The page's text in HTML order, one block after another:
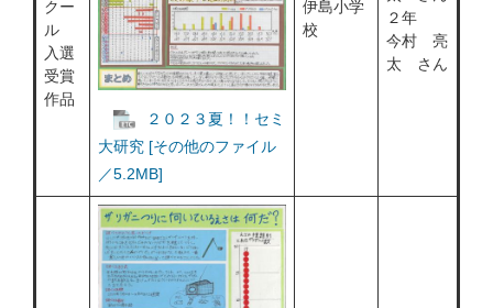
クー
ル
入選
受賞
作品
２０２３夏！！セミ
大研究 [その他のファイル
／5.2MB]
伊島小学
校
２年
今村 亮
太 さん